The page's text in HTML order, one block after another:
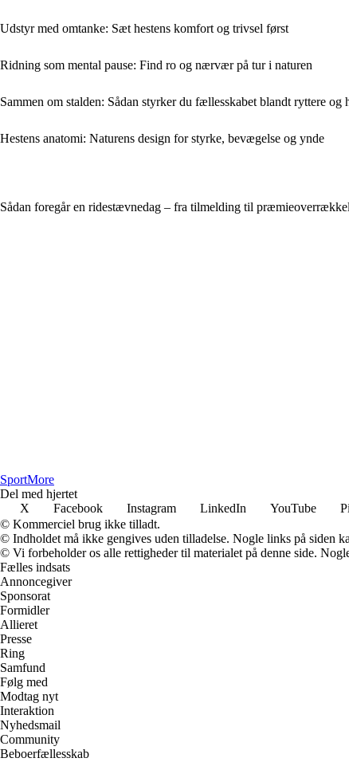
Udstyr med omtanke: Sæt hestens komfort og trivsel først
Ridning som mental pause: Find ro og nærvær på tur i naturen
Sammen om stalden: Sådan styrker du fællesskabet blandt ryttere og
Hestens anatomi: Naturens design for styrke, bevægelse og ynde
Sådan foregår en ridestævnedag – fra tilmelding til
SportMore
Del med hjertet
X
Facebook Instagram LinkedIn YouTube
© Kommerciel brug ikke tilladt.
© Indholdet må ikke gengives uden tilladelse. Nogle links på siden
© Vi forbeholder os alle rettigheder til materialet på denne side.
Fælles indsats
Annoncegiver
Sponsorat
Formidler
Allieret
Presse
Ring
Samfund
Følg med
Modtag nyt
Interaktion
Nyhedsmail
Community
Beboerfællesskab